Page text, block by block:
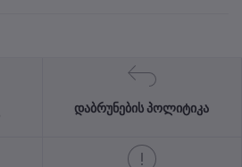
დაბრუნების პოლიტიკა